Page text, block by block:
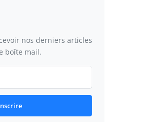
nos derniers articles
boîte mail.